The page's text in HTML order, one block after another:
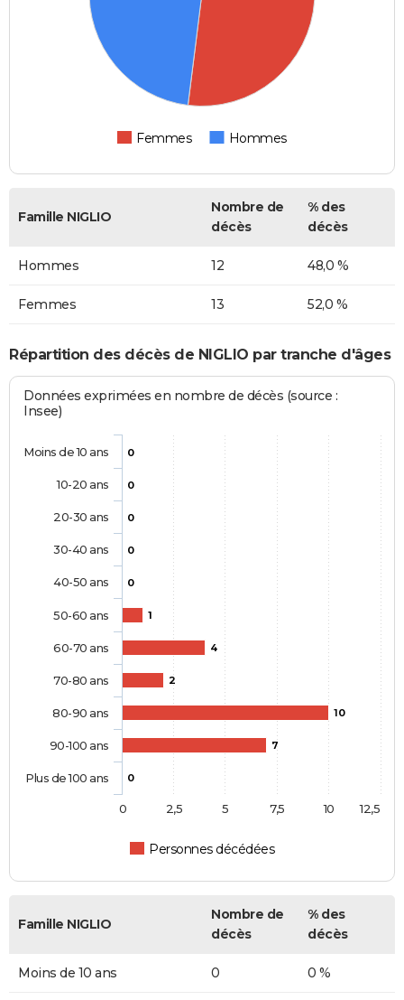
Femmes Hommes
Famille NIGLIO
Nombre de
décès
% des
décès
Hommes 12 48,0 %
Femmes 13 52,0 %
Répartition des décès de NIGLIO par tranche d'âges
Données exprimées en nombre de décès (source :
Insee)
0
0
0
0
0
1
4
2
10
7
0
Personnes décédées
Moins de 10 ans
10-20 ans
20-30 ans
30-40 ans
40-50 ans
50-60 ans
60-70 ans
70-80 ans
80-90 ans
90-100 ans
Plus de 100 ans
0 10
2,5 5 7,5 12,5
Famille NIGLIO
Nombre de
décès
% des
décès
Moins de 10 ans 0 0 %